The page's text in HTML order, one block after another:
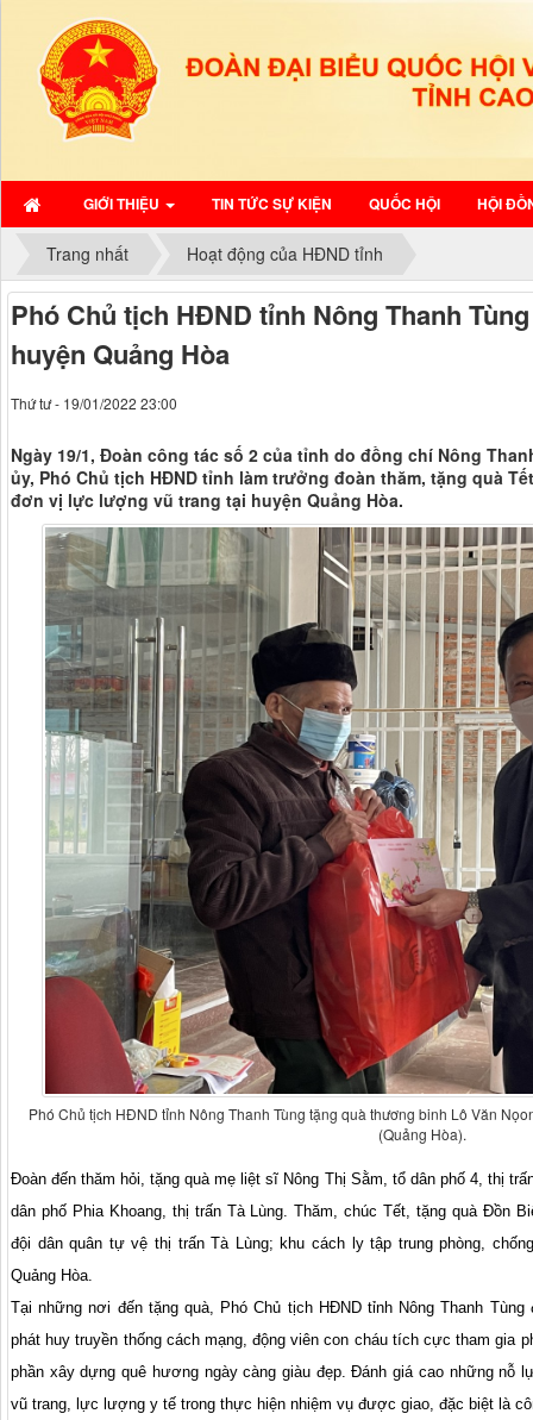
GIỚI THIỆU TIN TỨC SỰ KIỆN QUỐC HỘI HỘI
Trang nhất Hoạt động của HĐND tỉnh
Phó Chủ tịch HĐND tỉnh Nông Thanh
huyện Quảng Hòa
Thứ tư - 19/01/2022 23:00
Ngày 19/1, Đoàn công tác số 2 của tỉnh do đồng chí Nông
ủy, Phó Chủ tịch HĐND tỉnh làm trưởng đoàn thăm, tặng quà
đơn vị lực lượng vũ trang tại huyện Quảng Hòa.
Phó Chủ tịch HĐND tỉnh Nông Thanh Tùng tặng quà thương binh Lô Văn
(Quảng Hòa).
Đoàn đến thăm hỏi, tặng quà mẹ liệt sĩ Nông Thị Sằm, tổ dân phố 4, thị
dân phố Phia Khoang, thị trấn Tà Lùng. Thăm, chúc Tết, tặng quà Đồn
đội dân quân tự vệ thị trấn Tà Lùng; khu cách ly tập trung phòng,
Quảng Hòa.
Tại những nơi đến tặng quà, Phó Chủ tịch HĐND tỉnh Nông Thanh
phát huy truyền thống cách mạng, động viên con cháu tích cực tham gia
phần xây dựng quê hương ngày càng giàu đẹp. Đánh giá cao những nỗ
vũ trang, lực lượng y tế trong thực hiện nhiệm vụ được giao, đặc biệt là